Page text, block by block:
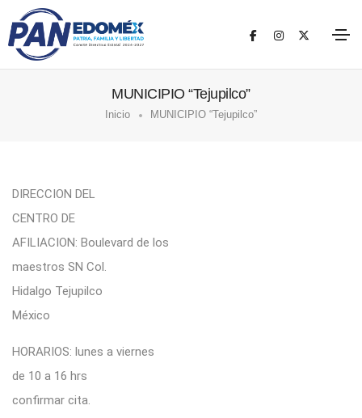
MUNICIPIO “Tejupilco”
Inicio MUNICIPIO “Tejupilco”
DIRECCION DEL
CENTRO DE
AFILIACION: Boulevard de los
maestros SN Col.
Hidalgo Tejupilco
México
HORARIOS: lunes a viernes
de 10 a 16 hrs
confirmar cita.